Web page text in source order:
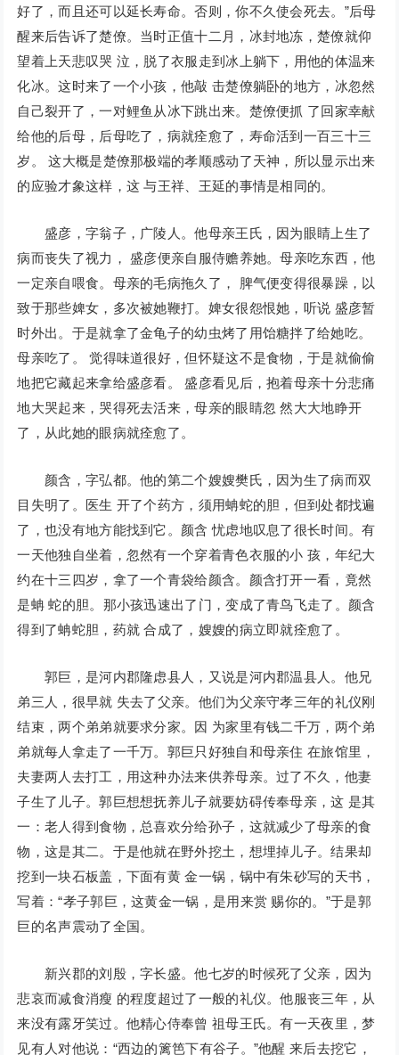
好了，而且还可以延长寿命。否则，你不久使会死去。”后母
醒来后告诉了楚僚。当时正值十二月，冰封地冻，楚僚就仰
望着上天悲叹哭 泣，脱了衣服走到冰上躺下，用他的体温来
化冰。这时来了一个小孩，他敲 击楚僚躺卧的地方，冰忽然
自己裂开了，一对鲤鱼从冰下跳出来。楚僚便抓 了回家幸献
给他的后母，后母吃了，病就痊愈了，寿命活到一百三十三
岁。 这大概是楚僚那极端的孝顺感动了天神，所以显示出来
的应验才象这样，这 与王祥、王延的事情是相同的。
盛彦，字翁子，广陵人。他母亲王氏，因为眼睛上生了
病而丧失了视力， 盛彦便亲自服侍赡养她。母亲吃东西，他
一定亲自喂食。母亲的毛病拖久了， 脾气便变得很暴躁，以
致于那些婢女，多次被她鞭打。婢女很怨恨她，听说 盛彦暂
时外出。于是就拿了金龟子的幼虫烤了用饴糖拌了给她吃。
母亲吃了。 觉得味道很好，但怀疑这不是食物，于是就偷偷
地把它藏起来拿给盛彦看。 盛彦看见后，抱着母亲十分悲痛
地大哭起来，哭得死去活来，母亲的眼睛忽 然大大地睁开
了，从此她的眼病就痊愈了。
颜含，字弘都。他的第二个嫂嫂樊氏，因为生了病而双
目失明了。医生 开了个药方，须用蚺蛇的胆，但到处都找遍
了，也没有地方能找到它。颜含 忧虑地叹息了很长时间。有
一天他独自坐着，忽然有一个穿着青色衣服的小 孩，年纪大
约在十三四岁，拿了一个青袋给颜含。颜含打开一看，竟然
是蚺 蛇的胆。那小孩迅速出了门，变成了青鸟飞走了。颜含
得到了蚺蛇胆，药就 合成了，嫂嫂的病立即就痊愈了。
郭巨，是河内郡隆虑县人，又说是河内郡温县人。他兄
弟三人，很早就 失去了父亲。他们为父亲守孝三年的礼仪刚
结束，两个弟弟就要求分家。因 为家里有钱二千万，两个弟
弟就每人拿走了一千万。郭巨只好独自和母亲住 在旅馆里，
夫妻两人去打工，用这种办法来供养母亲。过了不久，他妻
子生了儿子。郭巨想想抚养儿子就要妨碍传奉母亲，这 是其
一：老人得到食物，总喜欢分给孙子，这就减少了母亲的食
物，这是其二。于是他就在野外挖土，想埋掉儿子。结果却
挖到一块石板盖，下面有黄 金一锅，锅中有朱砂写的天书，
写着：“孝子郭巨，这黄金一锅，是用来赏 赐你的。”于是郭
巨的名声震动了全国。
新兴郡的刘殷，字长盛。他七岁的时候死了父亲，因为
悲哀而减食消瘦 的程度超过了一般的礼仪。他服丧三年，从
来没有露牙笑过。他精心侍奉曾 祖母王氏。有一天夜里，梦
见有人对他说：“西边的篱笆下有谷子。”他醒 来后去挖它，